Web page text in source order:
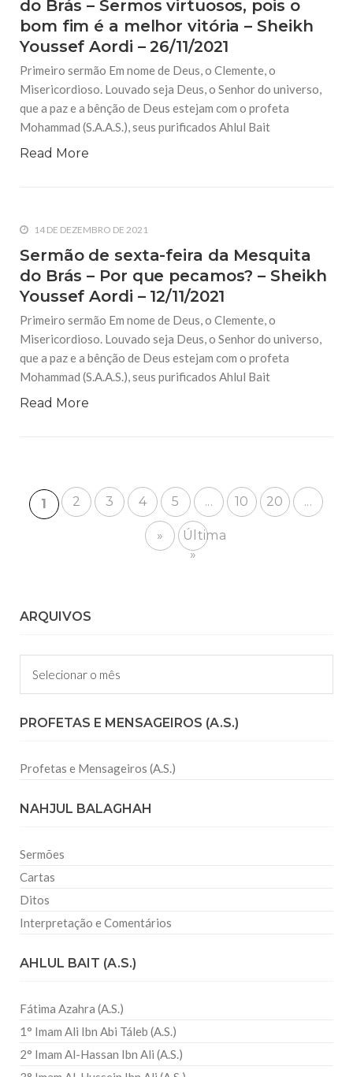
do Brás – Sermos virtuosos, pois o
bom fim é a melhor vitória – Sheikh
Youssef Aordi – 26/11/2021
Primeiro sermão Em nome de Deus, o Clemente, o
Misericordioso. Louvado seja Deus, o Senhor do universo,
que a paz e a bênção de Deus estejam com o profeta
Mohammad (S.A.A.S.), seus purificados Ahlul Bait
Read More
14 DE DEZEMBRO DE 2021
Sermão de sexta-feira da Mesquita
do Brás – Por que pecamos? – Sheikh
Youssef Aordi – 12/11/2021
Primeiro sermão Em nome de Deus, o Clemente, o
Misericordioso. Louvado seja Deus, o Senhor do universo,
que a paz e a bênção de Deus estejam com o profeta
Mohammad (S.A.A.S.), seus purificados Ahlul Bait
Read More
1 2 3 4 5 ... 10 20 ...
»
Última
»
ARQUIVOS
Arquivos
PROFETAS E MENSAGEIROS (A.S.)
Profetas e Mensageiros (A.S.)
NAHJUL BALAGHAH
Sermões
Cartas
Ditos
Interpretação e Comentários
AHLUL BAIT (A.S.)
Fátima Azahra (A.S.)
1° Imam Ali Ibn Abi Táleb (A.S.)
2° Imam Al-Hassan Ibn Ali (A.S.)